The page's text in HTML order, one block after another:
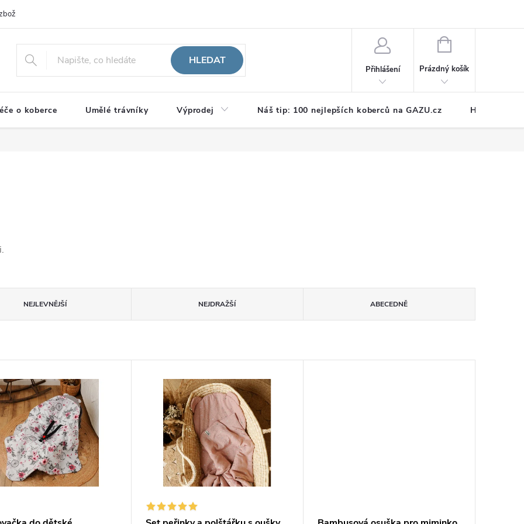
HLEDAT
Přihlášení
NÁKUPNÍ
Prázdný košík
o koberce Umělé trávníky Výprodej Náš tip: 100 nejlepších koberců na GAZU.cz Hodnocení
NEJLEVNĚJŠÍ NEJDRAŽŠÍ ABECEDNĚ